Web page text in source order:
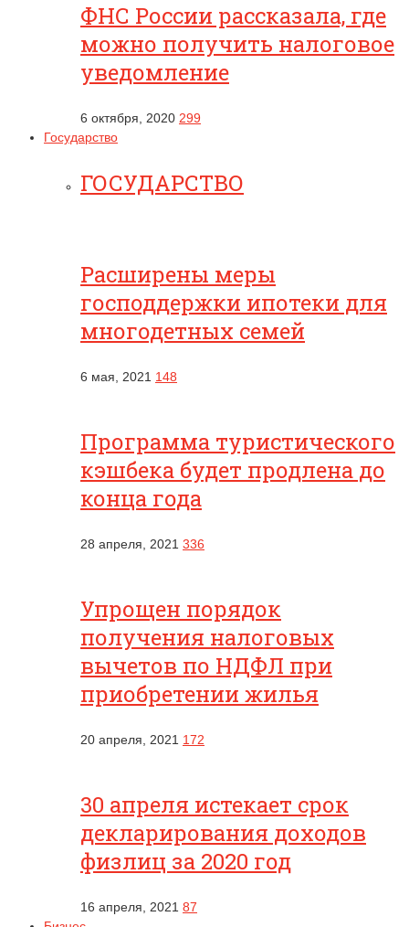
ФНС России рассказала, где
можно получить налоговое
уведомление
6 октября, 2020 299
Государство
ГОСУДАРСТВО
Расширены меры
господдержки ипотеки для
многодетных семей
6 мая, 2021 148
Программа туристического
кэшбека будет продлена до
конца года
28 апреля, 2021 336
Упрощен порядок
получения налоговых
вычетов по НДФЛ при
приобретении жилья
20 апреля, 2021 172
30 апреля истекает срок
декларирования доходов
физлиц за 2020 год
16 апреля, 2021 87